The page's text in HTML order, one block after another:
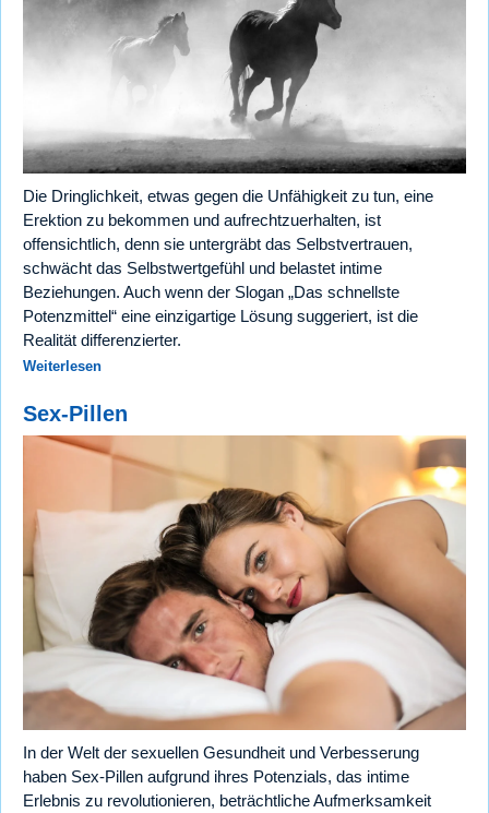
Die Dringlichkeit, etwas gegen die Unfähigkeit zu tun, eine
Erektion zu bekommen und aufrechtzuerhalten, ist
offensichtlich, denn sie untergräbt das Selbstvertrauen,
schwächt das Selbstwertgefühl und belastet intime
Beziehungen. Auch wenn der Slogan „Das schnellste
Potenzmittel“ eine einzigartige Lösung suggeriert, ist die
Realität differenzierter.
Weiterlesen
Sex-Pillen
In der Welt der sexuellen Gesundheit und Verbesserung
haben Sex-Pillen aufgrund ihres Potenzials, das intime
Erlebnis zu revolutionieren, beträchtliche Aufmerksamkeit